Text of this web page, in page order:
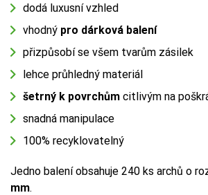
dodá luxusní vzhled
vhodný pro dárková balení
přizpůsobí se všem tvarům zásilek
lehce průhledný materiál
šetrný k povrchům citlivým na
snadná manipulace
100% recyklovatelný
Jedno balení obsahuje 240 ks archů o
mm.